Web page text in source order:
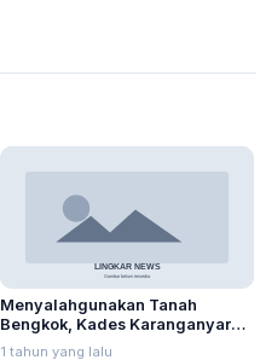
Menyalahgunakan Tanah
Bengkok, Kades Karanganyar
Ditangkap Kejari
1 tahun yang lalu